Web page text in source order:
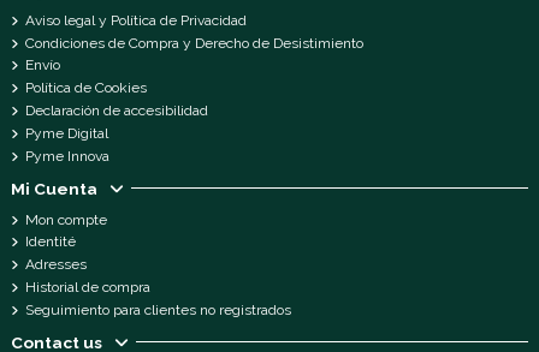
Aviso legal y Política de Privacidad
Condiciones de Compra y Derecho de Desistimiento
Envío
Política de Cookies
Declaración de accesibilidad
Pyme Digital
Pyme Innova
Mi Cuenta
Mon compte
Identité
Adresses
Historial de compra
Seguimiento para clientes no registrados
Contact us